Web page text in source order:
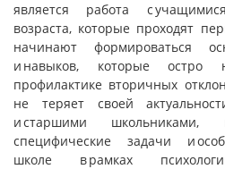
является работа с
возраста, которые проходят
начинают формироваться
и навыков, которые остро
профилактике вторичных
не теряет своей
и старшими
специфические задачи и
школе в рамках